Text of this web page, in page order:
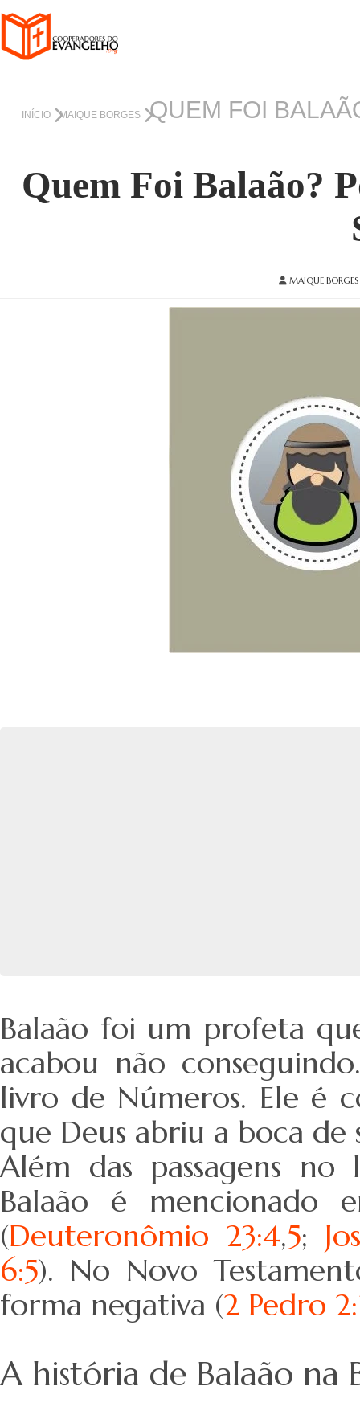
INÍCIO MAIQUE BORGES QUEM FOI
Quem Foi Balaão?
MAIQUE BORGES
Balaão foi um profeta
acabou não
livro de Números. Ele é
que Deus abriu a boca de
Além das passagens
Balaão é mencionado
(Deuteronômio 23:4,5;
6:5). No Novo
forma negativa (2 Pedro
A história de Balaão na